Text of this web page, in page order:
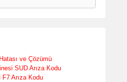
ve Çözümü
SUD Arıza Kodu
Arıza Kodu